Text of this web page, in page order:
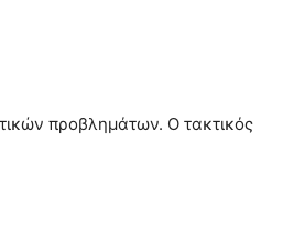
προβλημάτων. Ο τακτικός